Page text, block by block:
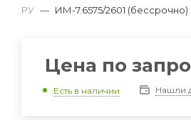
РУ — ИМ-7.6575/2601 (бессрочно)
Цена по
Есть в наличии Нашли